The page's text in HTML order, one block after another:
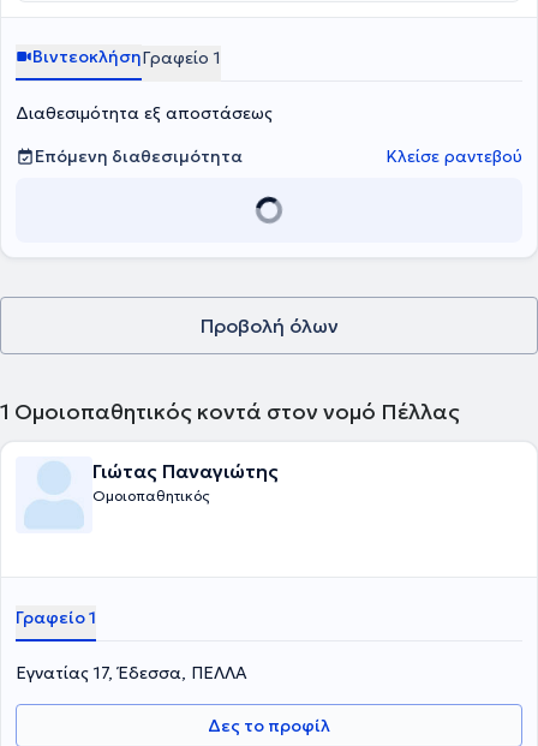
ΒιντεοκλήσηΓραφείο 1
Διαθεσιμότητα εξ αποστάσεως
Επόμενη διαθεσιμότητα
Κλείσε ραντεβού
Προβολή όλων
1 Ομοιοπαθητικός κοντά στον νομό Πέλλας
Γιώτας Παναγιώτης
Ομοιοπαθητικός
Γραφείο 1
Εγνατίας 17, Έδεσσα, ΠΕΛΛΑ
Δες το προφίλ